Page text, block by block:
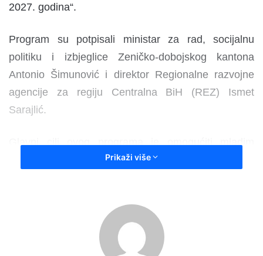
2027. godina“.
Program su potpisali ministar za rad, socijalnu
politiku i izbjeglice Zeničko-dobojskog kantona
Antonio Šimunović i direktor Regionalne razvojne
agencije za regiju Centralna BiH (REZ) Ismet
Sarajlić.
osobama do 35 godina, koje se nalaze na evidenciji
je angažman oko 20 osoba sa visokom (VSS) i
srednjom stručnom spremom (SSS), koje će radno
iskustvo sticati u kantonalnim ministarstvima,
Prikaži više